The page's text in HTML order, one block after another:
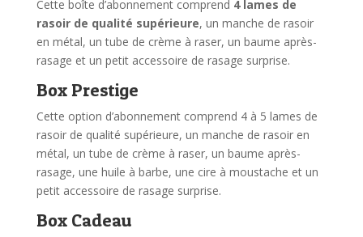
Cette boîte d’abonnement comprend 4 lames de
rasoir de qualité supérieure, un manche de rasoir
en métal, un tube de crème à raser, un baume après-
rasage et un petit accessoire de rasage surprise.
Box Prestige
Cette option d’abonnement comprend 4 à 5 lames de
rasoir de qualité supérieure, un manche de rasoir en
métal, un tube de crème à raser, un baume après-
rasage, une huile à barbe, une cire à moustache et un
petit accessoire de rasage surprise.
Box Cadeau